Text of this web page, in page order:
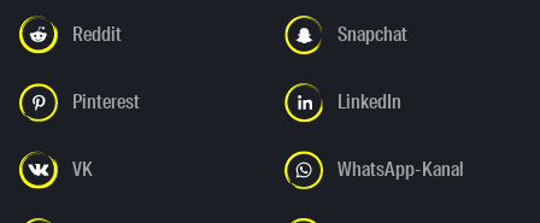
Reddit Snapchat
Pinterest LinkedIn
VK WhatsApp-Kanal